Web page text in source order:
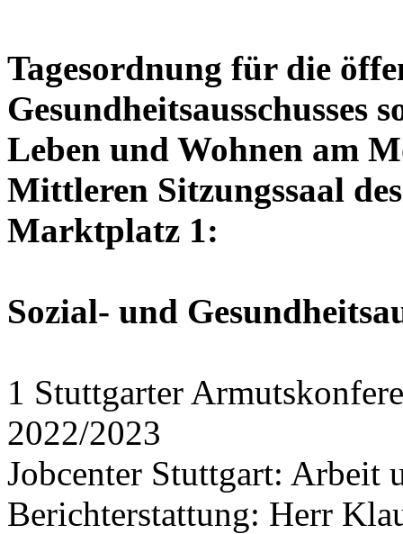
Tagesordnung für die
Gesundheitsausschusses
Leben und Wohnen am
Mittleren Sitzungssaal
Marktplatz 1:
Sozial- und
1 Stuttgarter
2022/2023
Jobcenter Stuttgart: Arbeit
Berichterstattung: Herr